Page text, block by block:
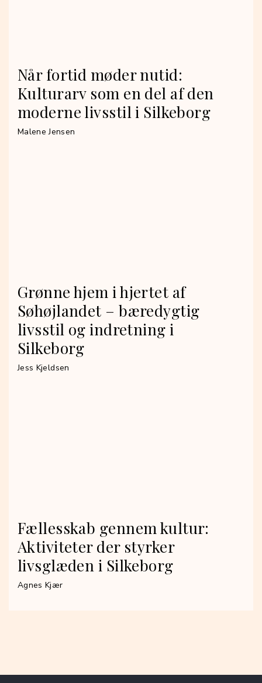
Når fortid møder nutid:
Kulturarv som en del af den
moderne livsstil i Silkeborg
Malene Jensen
Grønne hjem i hjertet af
Søhøjlandet – bæredygtig
livsstil og indretning i
Silkeborg
Jess Kjeldsen
Fællesskab gennem kultur:
Aktiviteter der styrker
livsglæden i Silkeborg
Agnes Kjær